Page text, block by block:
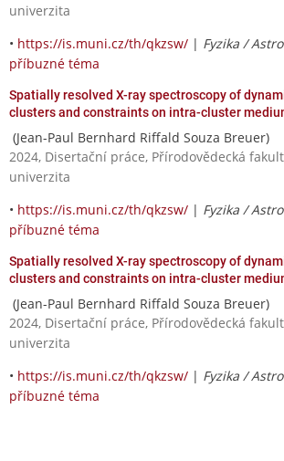
univerzita
• https://is.muni.cz/th/qkzsw/ | Fyzika /
příbuzné téma
Spatially resolved X-ray spectroscopy of
clusters and constraints on intra-cluster
(Jean-Paul Bernhard Riffald Souza Breuer)
2024, Disertační práce, Přírodovědecká
univerzita
• https://is.muni.cz/th/qkzsw/ | Fyzika /
příbuzné téma
Spatially resolved X-ray spectroscopy of
clusters and constraints on intra-cluster
(Jean-Paul Bernhard Riffald Souza Breuer)
2024, Disertační práce, Přírodovědecká
univerzita
• https://is.muni.cz/th/qkzsw/ | Fyzika /
příbuzné téma